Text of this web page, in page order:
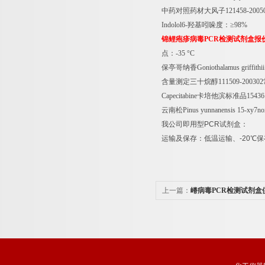
中药对照药材大风子121458-
Indolol6-羟基吲哚度：≥98%
锦鲤疱疹病毒PCR检测试剂盒报
点： -35 °C
保亭哥纳香Goniothalamus
含量测定三十烷醇111509-200302
Capecitabine卡培他滨标准品
云南松Pinus yunnanensis 15-
我公司即用型 PCR试剂盒：
运输及保存：低温运输、 -20℃
上一篇： 嵴病毒PCR检测试剂盒